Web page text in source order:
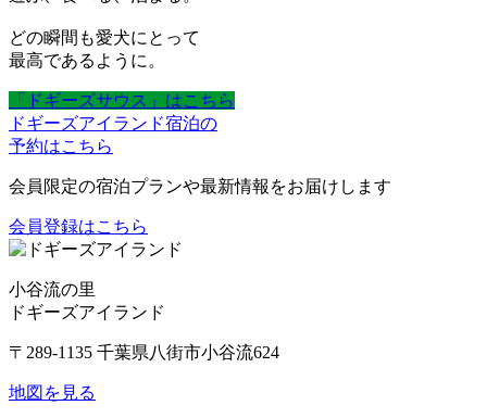
どの瞬間も愛犬にとって
最高であるように。
「ドギーズサウス」はこちら
ドギーズアイランド宿泊の
予約はこちら
会員限定の宿泊プランや最新情報をお届けします
会員登録はこちら
小谷流の里
ドギーズアイランド
〒289-1135 千葉県八街市小谷流624
地図を見る